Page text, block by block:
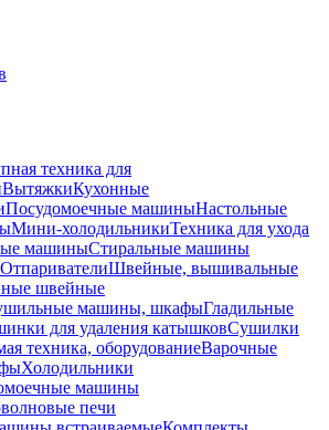
техника для
ВытяжкиКухонные
Посудомоечные машиныНастольные
Мини-холодильникиТехника для ухода
машиныСтиральные машины
ОтпаривателиШвейные, вышивальные
швейные
машины, шкафыГладильные
для удаления катышковСушилки
техника, оборудованиеВарочные
Холодильники
машины
печи